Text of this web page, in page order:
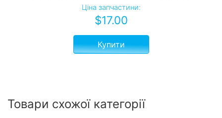
Ціна запчастини:
$17.00
Купити
Товари схожої категорії